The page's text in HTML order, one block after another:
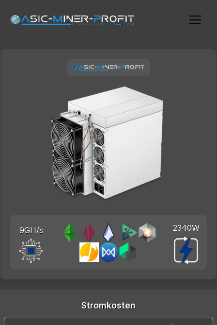
9GH/s 2340W
Stromkosten